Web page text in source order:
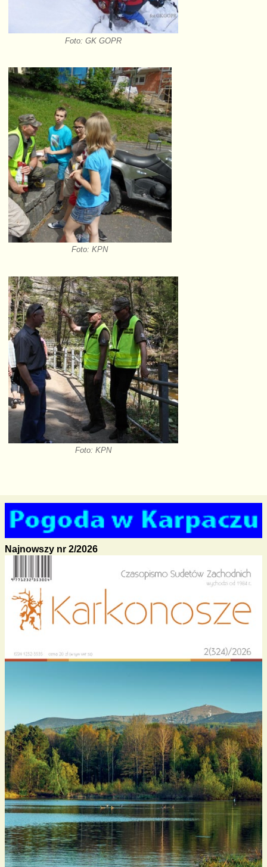
Foto: GK GOPR
Foto: KPN
Foto: KPN
Najnowszy nr 2/2026